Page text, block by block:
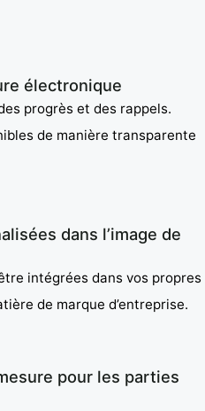
électronique
progrès et des rappels.
de manière transparente
dans l’image de
intégrées dans vos propres
de marque d’entreprise.
pour les parties